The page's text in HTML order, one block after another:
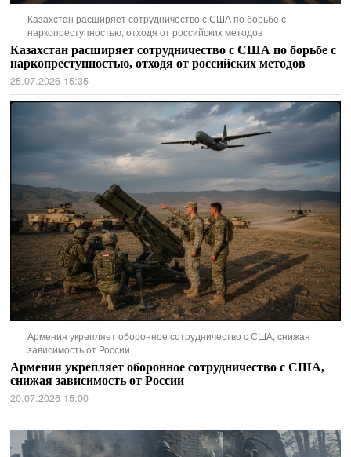
Казахстан расширяет сотрудничество с США по борьбе с
наркопреступностью, отходя от российских методов
Казахстан расширяет сотрудничество с США по борьбе с
наркопреступностью, отходя от российских методов
25.07.2026 15:35
Армения укрепляет оборонное сотрудничество с США, снижая
зависимость от России
Армения укрепляет оборонное сотрудничество с США,
снижая зависимость от России
20.07.2026 15:00